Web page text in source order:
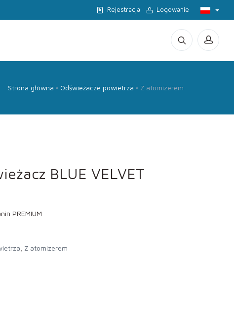
Rejestracja Logowanie
Strona główna Odświeżacze powietrza Z atomizerem
BLUE VELVET
PREMIUM
Z atomizerem